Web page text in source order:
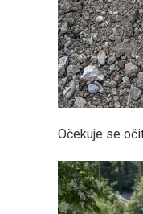
Očekuje se